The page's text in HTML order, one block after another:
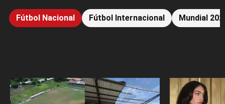
Fútbol Nacional Fútbol Internacional Mundial